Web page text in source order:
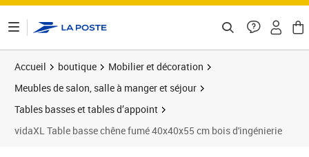
Accueil boutique
Mobilier et décoration
Meubles de salon, salle à manger et séjour
Tables basses et tables d’appoint
vidaXL Table basse chêne fumé 40x40x55 cm bois d'ingénierie